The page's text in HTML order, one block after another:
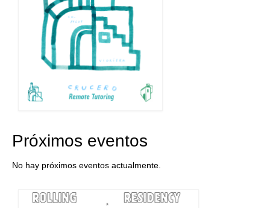
Próximos eventos
No hay próximos eventos actualmente.